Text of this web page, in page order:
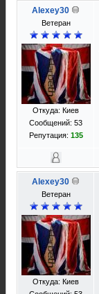
Alexey30
Ветеран
Откуда: Киев
Сообщений: 53
Репутация: 135
Alexey30
Ветеран
Откуда: Киев